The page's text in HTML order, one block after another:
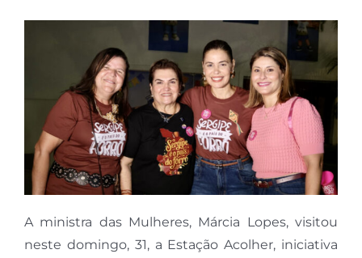
A ministra das Mulheres, Márcia Lopes, visitou
neste domingo, 31, a Estação Acolher, iniciativa